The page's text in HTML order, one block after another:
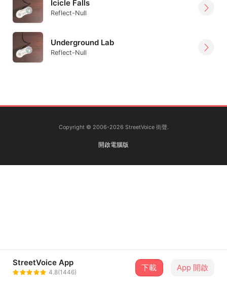
Icicle Falls
Reflect-Null
Underground Lab
Reflect-Null
Copyright © 2006-2026 StreetVoice 街聲.
開啟電腦版
StreetVoice App
4.8(1446) 下載 App 開啟